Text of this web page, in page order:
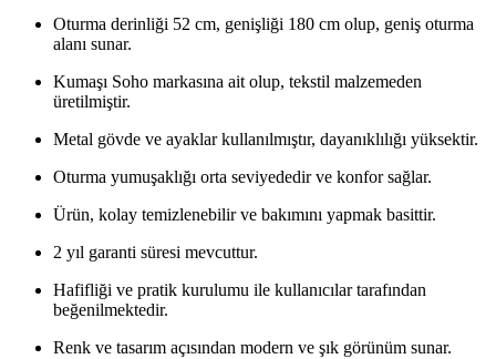
Oturma derinliği 52 cm, genişliği 180 cm olup, geniş oturma
alanı sunar.
Kumaşı Soho markasına ait olup, tekstil malzemeden
üretilmiştir.
Metal gövde ve ayaklar kullanılmıştır, dayanıklılığı yüksektir.
Oturma yumuşaklığı orta seviyededir ve konfor sağlar.
Ürün, kolay temizlenebilir ve bakımını yapmak basittir.
2 yıl garanti süresi mevcuttur.
Hafifliği ve pratik kurulumu ile kullanıcılar tarafından
beğenilmektedir.
Renk ve tasarım açısından modern ve şık görünüm sunar.